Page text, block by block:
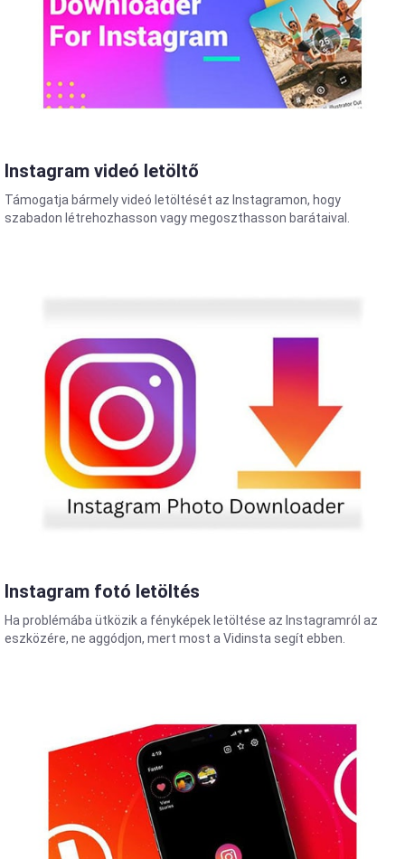
Instagram videó letöltő
Támogatja bármely videó letöltését az Instagramon, hogy
szabadon létrehozhasson vagy megoszthasson barátaival.
Instagram fotó letöltés
Ha problémába ütközik a fényképek letöltése az Instagramról az
eszközére, ne aggódjon, mert most a Vidinsta segít ebben.